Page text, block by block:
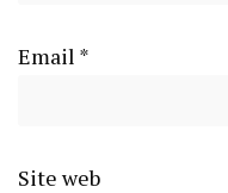
Email *
Site web